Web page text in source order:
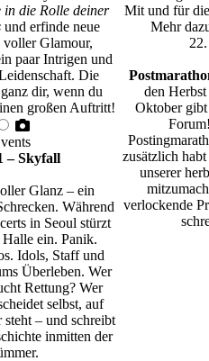
in die Rolle deiner
und erfinde neue
voller Glamour,
paar Intrigen und
Die
dir, wenn du
großen Auftritt!
– Skyfall
Glanz – ein
Während
in Seoul stürzt
ein. Panik.
Idols, Staff und
Überleben. Wer
Rettung? Wer
selbst, auf
– und schreibt
inmitten der
Mit und für
Mehr
den
Oktober
zusätzlich
unserer
verlockende